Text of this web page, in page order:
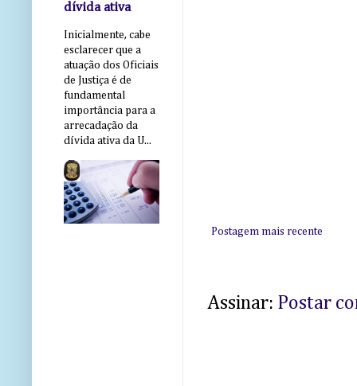
Postagem mais recente
Assinar: Postar
dívida ativa
Inicialmente, cabe
esclarecer que a
atuação dos Oficiais
de Justiça é de
fundamental
importância para a
arrecadação da
dívida ativa da U...